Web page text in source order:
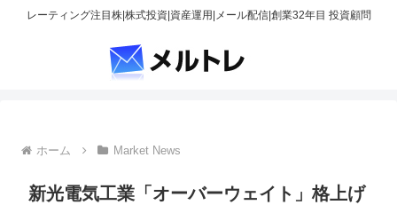
レーティング注目株|株式投資|資産運用|メール配信|創業32年目 投資顧問
ホーム Market News
新光電気工業「オーバーウェイト」格上げ